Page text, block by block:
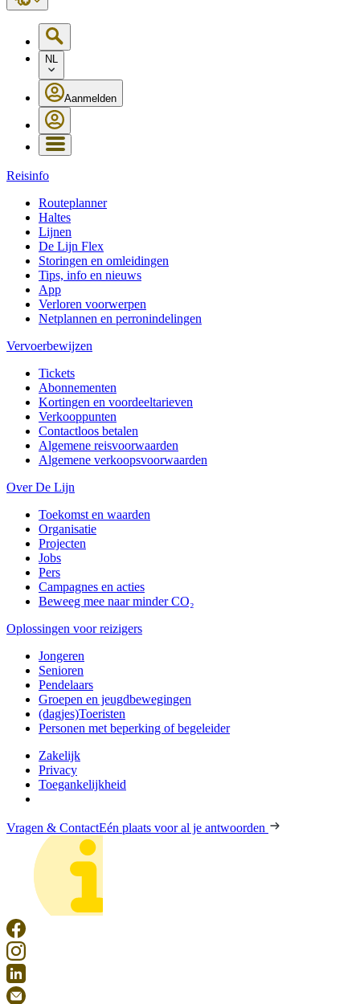
NL
Aanmelden
Reisinfo
Routeplanner
Haltes
Lijnen
De Lijn Flex
Storingen en omleidingen
Tips, info en nieuws
App
Verloren voorwerpen
Netplannen en perronindelingen
Vervoerbewijzen
Tickets
Abonnementen
Kortingen en voordeeltarieven
Verkooppunten
Contactloos betalen
Algemene reisvoorwaarden
Algemene verkoopsvoorwaarden
Over De Lijn
Toekomst en waarden
Organisatie
Projecten
Jobs
Pers
Campagnes en acties
Beweeg mee naar minder CO₂
Oplossingen voor reizigers
Jongeren
Senioren
Pendelaars
Groepen en jeugdbewegingen
(dagjes)Toeristen
Personen met beperking of begeleider
Zakelijk
Privacy
Toegankelijkheid
Vragen & ContactEén plaats voor al je antwoorden